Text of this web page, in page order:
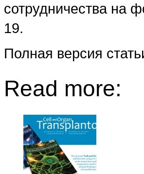
сотрудничества на
19.
Полная версия
Read more: